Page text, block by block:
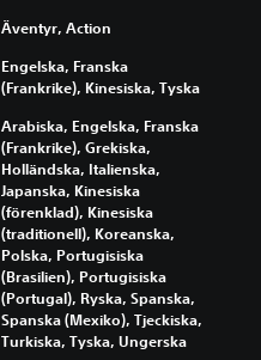
Äventyr, Action
Engelska, Franska
(Frankrike), Kinesiska, Tyska
Arabiska, Engelska, Franska
(Frankrike), Grekiska,
Holländska, Italienska,
Japanska, Kinesiska
(förenklad), Kinesiska
(traditionell), Koreanska,
Polska, Portugisiska
(Brasilien), Portugisiska
(Portugal), Ryska, Spanska,
Spanska (Mexiko), Tjeckiska,
Turkiska, Tyska, Ungerska